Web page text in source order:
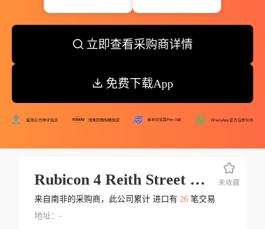
立即查看采购商详情
免费下载App
Rubicon 4 Reith Street Sidwell Por
来自南非的采购商，此公司累计 进口有 26笔交易
地址：-
未收藏